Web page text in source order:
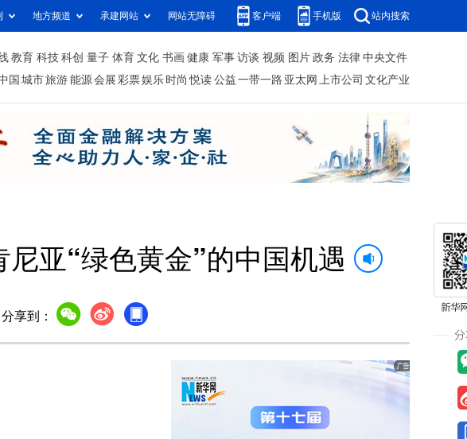
地方频道 承建网站 网站无障碍 客户端 手机版 站内搜索
教育 科技 科创 量子 体育 文化 书画 健康 军事 访谈 视频 图片 政务 法律 中央文件
国 城市旅游 能源 会展 彩票娱乐 时尚 悦读 公益 一带一路 亚太网 上市公司 文化产业
亚“绿色黄金”的中国机遇
分享到：